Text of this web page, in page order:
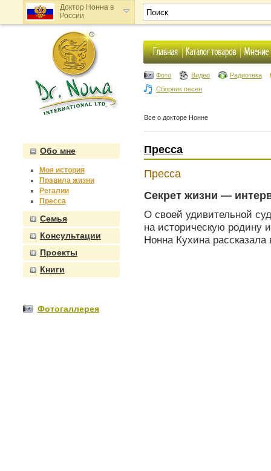
Доктор Нонна в
России
Доктор Нонна в
Украине
Фото Видео
Радиотека
Сборник песен
Все о докторе Нонне
Обо мне
Моя история
Правила жизни
Регалии
Пресса
Семья
Консультации
Проекты
Книги
Фотогаллерея
Пресса
Пресса
Секрет жизни —
О своей удивительной
на историческую родину
Нонна Кухина